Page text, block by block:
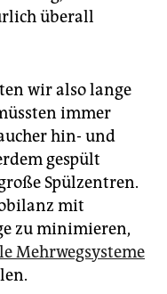
überall
wir also lange
immer
hin- und
gespült
Spülzentren.
mit
zu minimieren,
Mehrwegsysteme